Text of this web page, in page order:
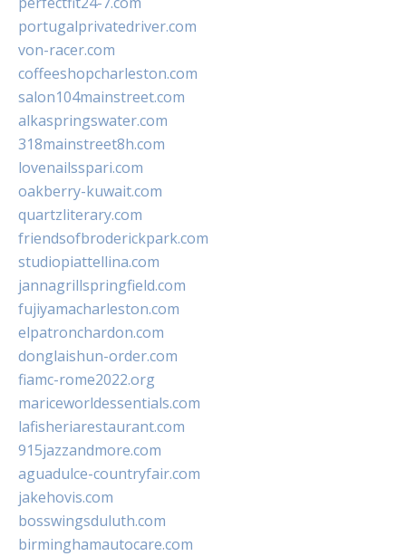
portugalprivatedriver.com
von-racer.com
coffeeshopcharleston.com
salon104mainstreet.com
alkaspringswater.com
318mainstreet8h.com
lovenailsspari.com
oakberry-kuwait.com
quartzliterary.com
friendsofbroderickpark.com
studiopiattellina.com
jannagrillspringfield.com
fujiyamacharleston.com
elpatronchardon.com
donglaishun-order.com
fiamc-rome2022.org
mariceworldessentials.com
lafisheriarestaurant.com
915jazzandmore.com
aguadulce-countryfair.com
jakehovis.com
bosswingsduluth.com
birminghamautocare.com